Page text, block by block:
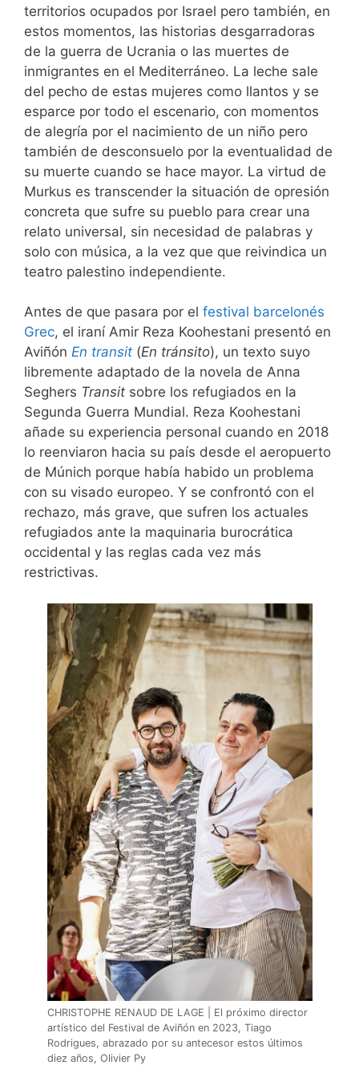
territorios ocupados por Israel pero también, en
estos momentos, las historias desgarradoras
de la guerra de Ucrania o las muertes de
inmigrantes en el Mediterráneo. La leche sale
del pecho de estas mujeres como llantos y se
esparce por todo el escenario, con momentos
de alegría por el nacimiento de un niño pero
también de desconsuelo por la eventualidad de
su muerte cuando se hace mayor. La virtud de
Murkus es transcender la situación de opresión
concreta que sufre su pueblo para crear una
relato universal, sin necesidad de palabras y
solo con música, a la vez que que reivindica un
teatro palestino independiente.
Antes de que pasara por el festival barcelonés
Grec, el iraní Amir Reza Koohestani presentó en
Aviñón En transit (En tránsito), un texto suyo
libremente adaptado de la novela de Anna
Seghers Transit sobre los refugiados en la
Segunda Guerra Mundial. Reza Koohestani
añade su experiencia personal cuando en 2018
lo reenviaron hacia su país desde el aeropuerto
de Múnich porque había habido un problema
con su visado europeo. Y se confrontó con el
rechazo, más grave, que sufren los actuales
refugiados ante la maquinaria burocrática
occidental y las reglas cada vez más
restrictivas.
CHRISTOPHE RENAUD DE LAGE | El próximo director
artístico del Festival de Aviñón en 2023, Tiago
Rodrigues, abrazado por su antecesor estos últimos
diez años, Olivier Py